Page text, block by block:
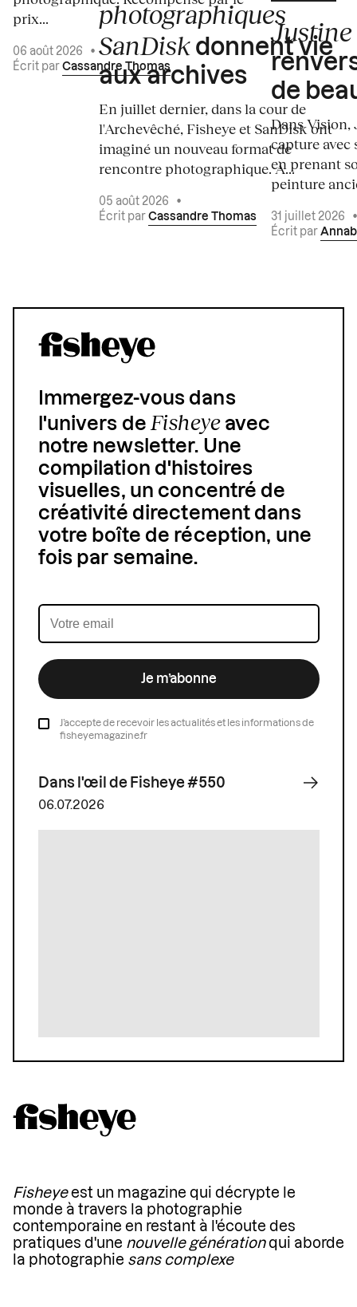
prix...
06 août 2026
•
Écrit par Cassandre Thomas
photographiques
SanDisk donnent vie
aux archives
En juillet dernier, dans la cour de
l'Archevêché, Fisheye et SanDisk ont
imaginé un nouveau format de
rencontre photographique. À...
05 août 2026
•
Écrit par Cassandre Thomas
de
Dans
capture avec
en prenant
peinture
31 juillet 2026
Écrit par
Immergez-vous dans
l'univers deFisheyeavec
notre newsletter. Une
compilation d'histoires
visuelles, un concentré de
créativité directement dans
votre boîte de réception, une
fois par semaine.
Je m’abonne
J’accepte de recevoir les actualités et les informations de
fisheyemagazine.fr
Dans l'œil de Fisheye #550
06.07.2026
Fisheyeest un magazine qui décrypte le
monde à travers la photographie
contemporaine en restant à l'écoute des
pratiques d'une nouvelle générationqui aborde
la photographie sans complexe